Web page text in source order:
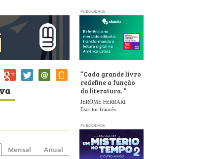
PUBLICIDADE
Mensal Anual
“Cada grande livro
redefine a função
da literatura.”
JÉRÔME FERRARI
Escritor francês
PUBLICIDADE